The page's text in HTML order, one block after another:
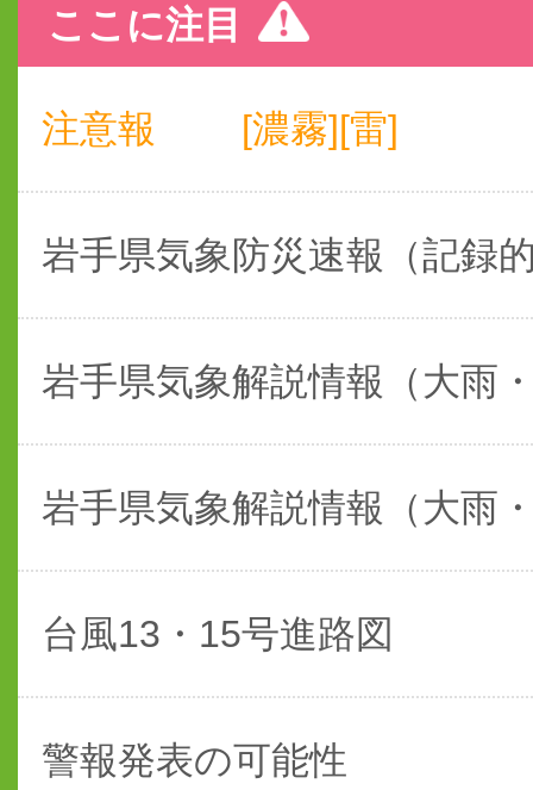
ここに注目
注意報 [濃霧][雷]
岩手県気象防災速報（記録
岩手県気象解説情報（大雨
岩手県気象解説情報（大雨
台風13・15号進路図
警報発表の可能性